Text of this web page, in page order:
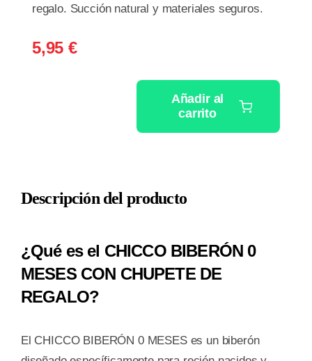
regalo. Succión natural y materiales seguros.
5,95 €
cantidad
Añadir al
carrito
Descripción del producto
¿Qué es el CHICCO BIBERÓN 0
MESES CON CHUPETE DE
REGALO?
El CHICCO BIBERÓN 0 MESES es un biberón